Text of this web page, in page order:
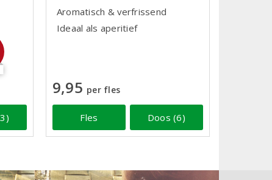
Aromatisch & verfrissend
Ideaal als aperitief
9,95 per fles
Fles Doos (6)